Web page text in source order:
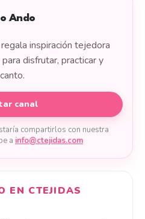
Ando
inspiración tejedora
disfrutar, practicar y
canal
compartirlos con nuestra
a info@ctejidas.com
EN CTEJIDAS